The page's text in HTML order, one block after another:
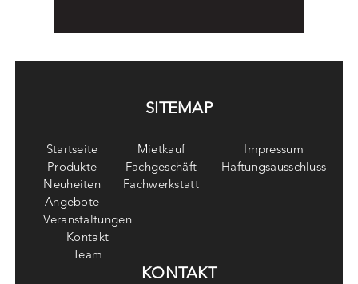
SITEMAP
Startseite
Produkte
Neuheiten
Angebote
Mietkauf
Fachgeschäft
Fachwerkstatt
Impressum
Haftungsausschluss
Veranstaltungen
Kontakt
Team
KONTAKT